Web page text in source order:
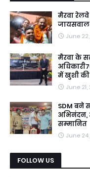
मैरवा
जायसवाल
June
मैरवा के
में खुशी की
June
SDM बने
अभिनंदन,
सम्मानित
June
FOLLOW US